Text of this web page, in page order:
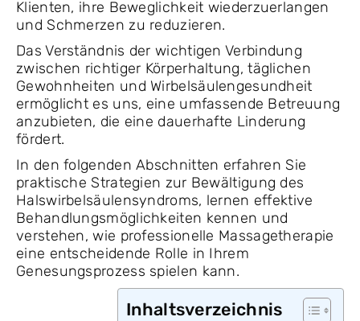
Klienten, ihre Beweglichkeit wiederzuerlangen
und Schmerzen zu reduzieren.
Das Verständnis der wichtigen Verbindung
zwischen richtiger Körperhaltung, täglichen
Gewohnheiten und Wirbelsäulengesundheit
ermöglicht es uns, eine umfassende Betreuung
anzubieten, die eine dauerhafte Linderung
fördert.
In den folgenden Abschnitten erfahren Sie
praktische Strategien zur Bewältigung des
Halswirbelsäulensyndroms, lernen effektive
Behandlungsmöglichkeiten kennen und
verstehen, wie professionelle Massagetherapie
eine entscheidende Rolle in Ihrem
Genesungsprozess spielen kann.
Inhaltsverzeichnis